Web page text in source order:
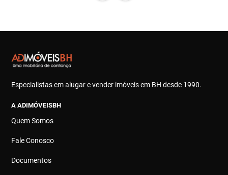
Especialistas em alugar e vender imóveis em BH desde 1990.
A ADIMÓVEISBH
Quem Somos
Fale Conosco
Documentos